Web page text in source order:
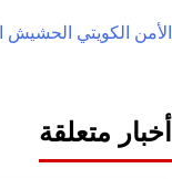
الأمن الكويتي الحشيش
أخبار متعلقة